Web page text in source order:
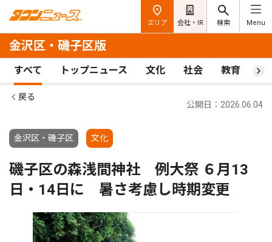
エリア 会社・IR 検索 Menu
金沢区・磯子区版
すべて トップニュース 文化 社会 教育 ス
戻る
金沢区・磯子区 文化
公開日：2026.06.04
磯子区の森浅間神社 例大祭 ６月13
日・14日に 暑さ考慮し時期変更